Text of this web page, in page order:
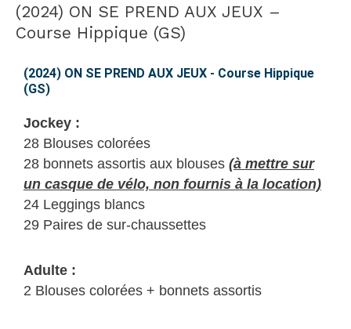
(2024) ON SE PREND AUX JEUX –
Course Hippique (GS)
(2024) ON SE PREND AUX JEUX - Course Hippique
(GS)
Jockey :
28 Blouses colorées
28 bonnets assortis aux blouses (à mettre sur
un casque de vélo, non fournis à la location)
24 Leggings blancs
29 Paires de sur-chaussettes
Adulte :
2 Blouses colorées + bonnets assortis
(2024)
ON
PREND
AUX
Course
Hippique
(GS)